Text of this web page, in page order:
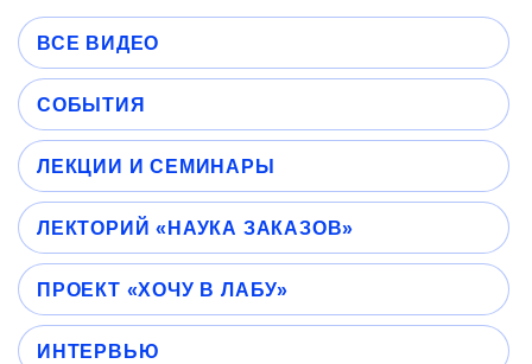
ВСЕ ВИДЕО
СОБЫТИЯ
ЛЕКЦИИ И СЕМИНАРЫ
ЛЕКТОРИЙ «НАУКА ЗАКАЗОВ»
ПРОЕКТ «ХОЧУ В ЛАБУ»
ИНТЕРВЬЮ